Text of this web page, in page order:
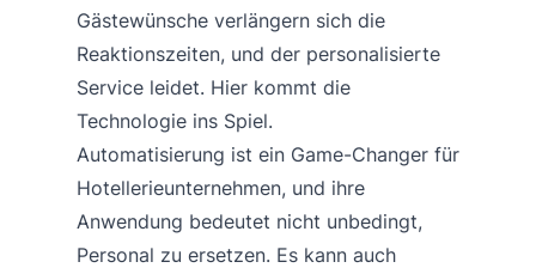
Gästewünsche verlängern sich die
Reaktionszeiten, und der personalisierte
Service leidet. Hier kommt die
Technologie ins Spiel.
Automatisierung ist ein Game-Changer für
Hotellerieunternehmen, und ihre
Anwendung bedeutet nicht unbedingt,
Personal zu ersetzen. Es kann auch